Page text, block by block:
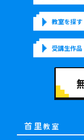
教室を探す
受講生作品
首里教室